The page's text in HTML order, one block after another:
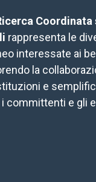
Coordinata
rappresenta le
interessate ai
la
e
committenti e gli